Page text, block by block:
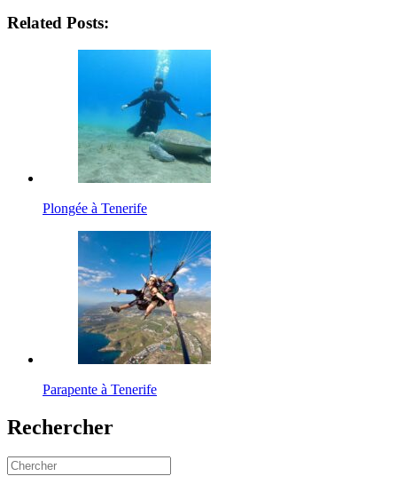
Related Posts:
Plongée à Tenerife
Parapente à Tenerife
Rechercher